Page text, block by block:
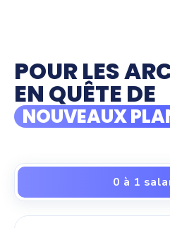
POUR LES
EN QUÊTE DE
NOUVEAUX
0 à 1